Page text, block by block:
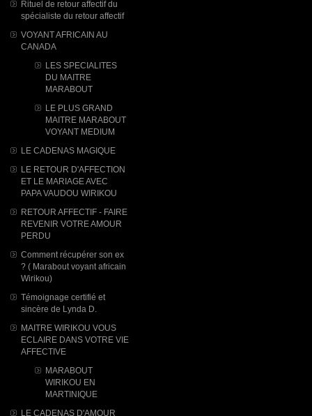
Rituel de retour affectif du
spécialiste du retour affectif
VOYANT AFRICAIN AU
CANADA
LES SPECIALITES
DU MAITRE
MARABOUT
LE PLUS GRAND
MAITRE MARABOUT
VOYANT MEDIUM
LE CADENAS MAGIQUE
LE RETOUR D'AFFECTION
ET LE MARIAGE AVEC
PAPA VAUDOU WIRIKOU
RETOUR AFFECTIF - FAIRE
REVENIR VOTRE AMOUR
PERDU
Comment récupérer son ex
? ( Marabout voyant africain
Wirikou)
Témoignage certifié et
sincère de Lynda D.
MAITRE WIRIKOU VOUS
ECLAIRE DANS VOTRE VIE
AFFECTIVE
MARABOUT
WIRIKOU ​EN
MARTINIQUE
LE CADENAS D'AMOUR